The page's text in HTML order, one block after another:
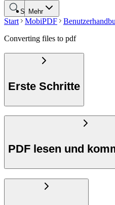
Mehr
Suche
Start MobiPDF
Converting files to pdf
Erste Schritte
PDF lesen und